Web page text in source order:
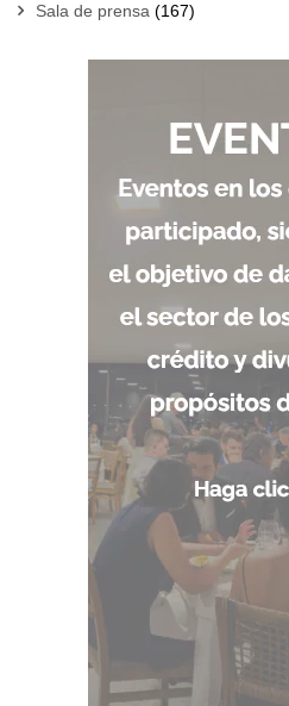
Sala de prensa (167)